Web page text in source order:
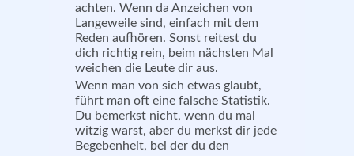
achten. Wenn da Anzeichen von
Langeweile sind, einfach mit dem
Reden aufhören. Sonst reitest du
dich richtig rein, beim nächsten Mal
weichen die Leute dir aus.
Wenn man von sich etwas glaubt,
führt man oft eine falsche Statistik.
Du bemerkst nicht, wenn du mal
witzig warst, aber du merkst dir jede
Begebenheit, bei der du den